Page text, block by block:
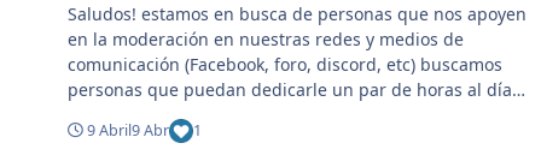
Saludos! estamos en busca de personas que nos apoyen
en la moderación en nuestras redes y medios de
comunicación (Facebook, foro, discord, etc) buscamos
personas que puedan dedicarle un par de horas al día a
la gestión de la participación de nuestros usuarios en
nuestros diversos medios de comunicación. A las
9 Abril9 Abr 1